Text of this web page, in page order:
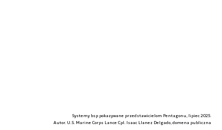
Systemy bsp pokazywane przedstawicielom Pentagonu, lipiec 2025.
Autor. U.S. Marine Corps Lance Cpl. Isaac Llanez Delgado, domena publiczna